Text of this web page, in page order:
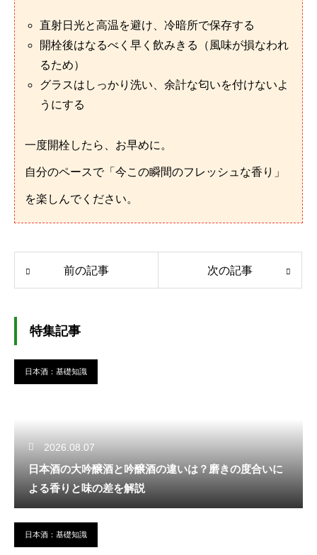
直射日光と高温を避け、冷暗所で保存する
開栓後はなるべく早く飲みきる（風味が損なわれ
るため）
グラスはしっかり洗い、余計な匂いを付けないよ
うにする
一度開栓したら、お早めに。
自分のペースで「今この瞬間のフレッシュな香り」
を楽しんでください。
前の記事 次の記事
特集記事
日本酒：基礎知識
2026.08.07
日本酒の大吟醸酒と吟醸酒の違いは？磨きの度合いに
よる香りと味の差を解説
日本酒：基礎知識